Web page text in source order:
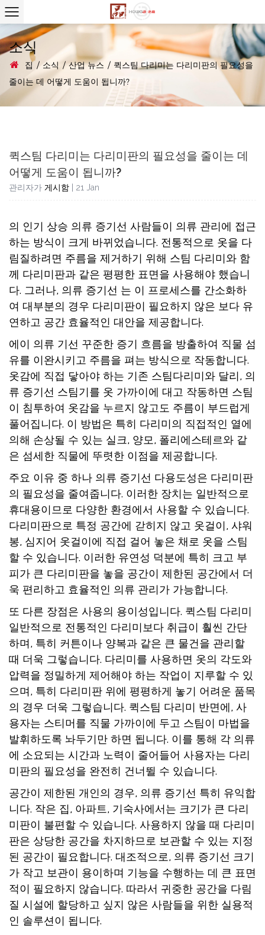
소식
집 /소식 /산업 뉴스 / 퀵스팀 다리미는 다리미판의 필요성을
줄이는 데 어떻게 도움이 됩니까?
퀵스팀 다리미는 다리미판의 필요성을 줄이는 데
어떻게 도움이 됩니까?
관리자가 게시함 | 21 Jan
의 인기 상승 의류 증기선 사람들이 의류 관리에 접근
하는 방식이 크게 바뀌었습니다. 전통적으로 옷을 다
림질하려면 주름을 제거하기 위해 스팀 다리미와 함
께 다리미판과 같은 평평한 표면을 사용해야 했습니
다. 그러나, 의류 증기선 는 이 프로세스를 간소화하
여 대부분의 경우 다리미판이 필요하지 않은 보다 유
연하고 공간 효율적인 대안을 제공합니다.
에이 의류 기선 꾸준한 증기 흐름을 방출하여 직물 섬
유를 이완시키고 주름을 펴는 방식으로 작동합니다.
옷감에 직접 닿아야 하는 기존 스팀다리미와 달리, 의
류 증기선 스팀기를 옷 가까이에 대고 작동하면 스팀
이 침투하여 옷감을 누르지 않고도 주름이 부드럽게
풀어집니다. 이 방법은 특히 다리미의 직접적인 열에
의해 손상될 수 있는 실크, 양모, 폴리에스테르와 같
은 섬세한 직물에 뚜렷한 이점을 제공합니다.
주요 이유 중 하나 의류 증기선 다용도성은 다리미판
의 필요성을 줄여줍니다. 이러한 장치는 일반적으로
휴대용이므로 다양한 환경에서 사용할 수 있습니다.
다리미판으로 특정 공간에 갇히지 않고 옷걸이, 샤워
봉, 심지어 옷걸이에 직접 걸어 놓은 채로 옷을 스팀
할 수 있습니다. 이러한 유연성 덕분에 특히 크고 부
피가 큰 다리미판을 놓을 공간이 제한된 공간에서 더
욱 편리하고 효율적인 의류 관리가 가능합니다.
또 다른 장점은 사용의 용이성입니다. 퀵스팀 다리미
일반적으로 전통적인 다리미보다 취급이 훨씬 간단
하며, 특히 커튼이나 양복과 같은 큰 물건을 관리할
때 더욱 그렇습니다. 다리미를 사용하면 옷의 각도와
압력을 정밀하게 제어해야 하는 작업이 지루할 수 있
으며, 특히 다리미판 위에 평평하게 놓기 어려운 품목
의 경우 더욱 그렇습니다. 퀵스팀 다리미 반면에, 사
용자는 스티머를 직물 가까이에 두고 스팀이 마법을
발휘하도록 놔두기만 하면 됩니다. 이를 통해 각 의류
에 소요되는 시간과 노력이 줄어들어 사용자는 다리
미판의 필요성을 완전히 건너뛸 수 있습니다.
공간이 제한된 개인의 경우, 의류 증기선 특히 유익합
니다. 작은 집, 아파트, 기숙사에서는 크기가 큰 다리
미판이 불편할 수 있습니다. 사용하지 않을 때 다리미
판은 상당한 공간을 차지하므로 보관할 수 있는 지정
된 공간이 필요합니다. 대조적으로, 의류 증기선 크기
가 작고 보관이 용이하며 기능을 수행하는 데 큰 표면
적이 필요하지 않습니다. 따라서 귀중한 공간을 다림
질 시설에 할당하고 싶지 않은 사람들을 위한 실용적
인 솔루션이 됩니다.